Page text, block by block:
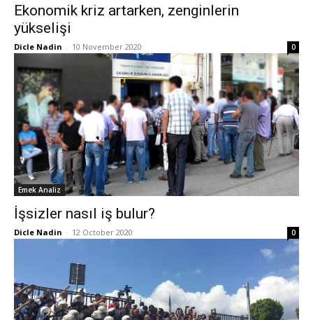
Ekonomik kriz artarken, zenginlerin
yükselişi
Dicle Nadin - 10 November 2020 0
Emek Analiz
İşsizler nasıl iş bulur?
Dicle Nadin - 12 October 2020 0